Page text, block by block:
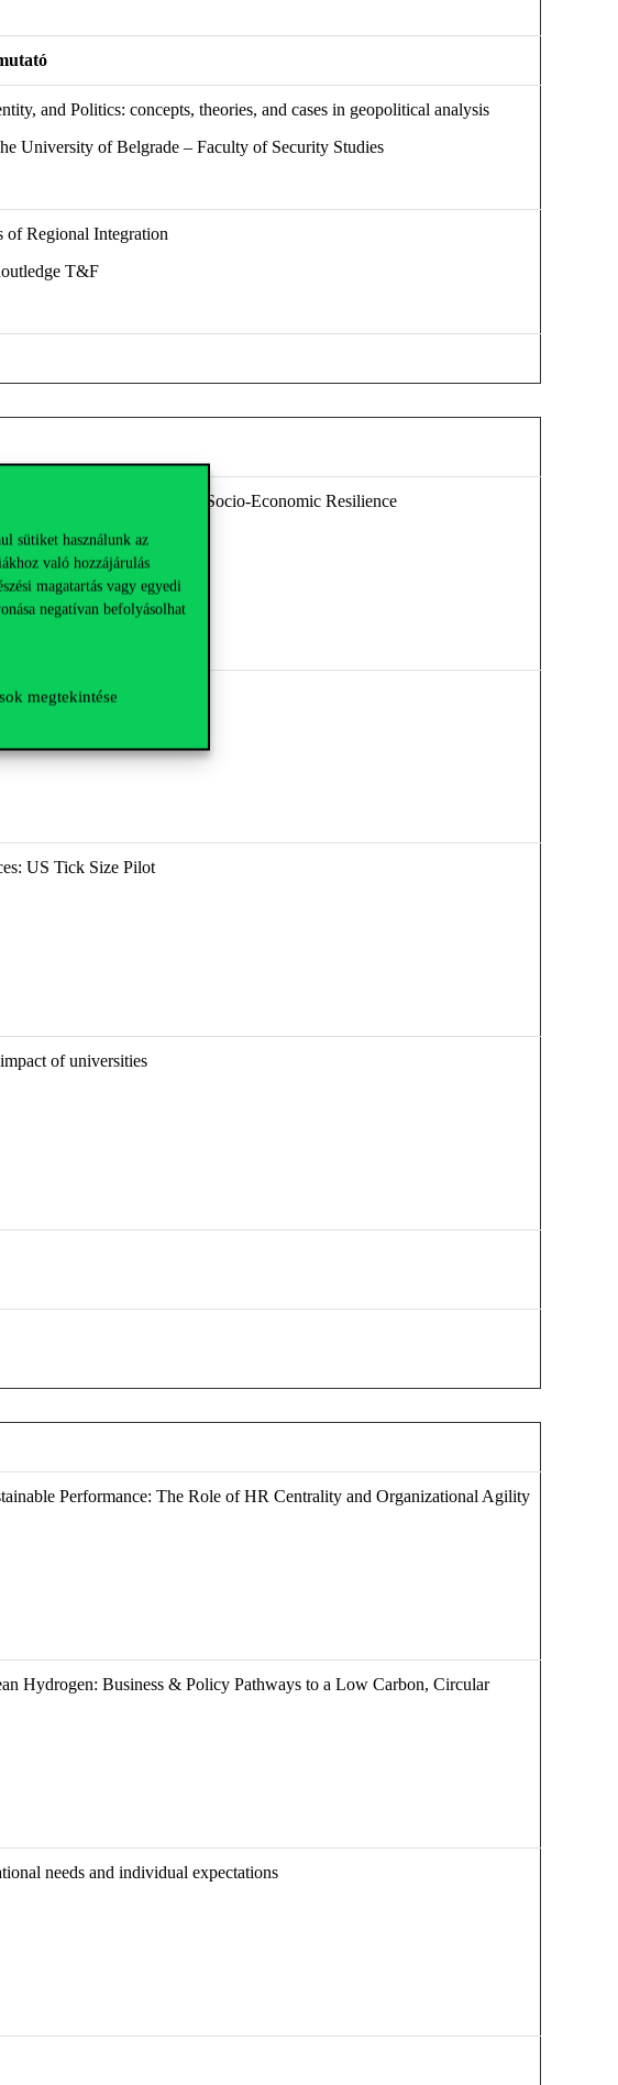
sütiket használunk az
való hozzájárulás
magatartás vagy egyedi
negatívan befolyásolhat
megtekintése
and Politics: concepts, theories, and cases in geopolitical analysis
University of Belgrade – Faculty of Security Studies
of Regional Integration
T&F
for Competitiveness and Socio-Economic Resilience
caveats
US Tick Size Pilot
of universities
Performance: The Role of HR Centrality and Organizational Agility
Hydrogen: Business & Policy Pathways to a Low Carbon, Circular
needs and individual expectations